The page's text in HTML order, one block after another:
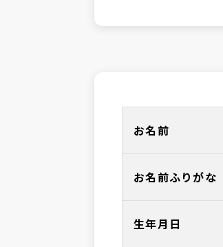
お名前
お名前ふりがな
生年月日